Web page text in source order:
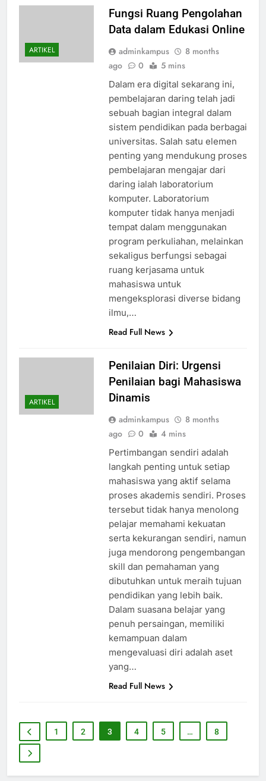
ARTIKEL
Fungsi Ruang Pengolahan
Data dalam Edukasi Online
adminkampus
8 months
ago
0 5 mins
Dalam era digital sekarang ini,
pembelajaran daring telah jadi
sebuah bagian integral dalam
sistem pendidikan pada berbagai
universitas. Salah satu elemen
penting yang mendukung proses
pembelajaran mengajar dari
daring ialah laboratorium
komputer. Laboratorium
komputer tidak hanya menjadi
tempat dalam menggunakan
program perkuliahan, melainkan
sekaligus berfungsi sebagai
ruang kerjasama untuk
mahasiswa untuk
mengeksplorasi diverse bidang
ilmu,…
Read Full News
ARTIKEL
Penilaian Diri: Urgensi
Penilaian bagi Mahasiswa
Dinamis
adminkampus
8 months
ago
0 4 mins
Pertimbangan sendiri adalah
langkah penting untuk setiap
mahasiswa yang aktif selama
proses akademis sendiri. Proses
tersebut tidak hanya menolong
pelajar memahami kekuatan
serta kekurangan sendiri, namun
juga mendorong pengembangan
skill dan pemahaman yang
dibutuhkan untuk meraih tujuan
pendidikan yang lebih baik.
Dalam suasana belajar yang
penuh persaingan, memiliki
kemampuan dalam
mengevaluasi diri adalah aset
yang…
Read Full News
1 2 3 4 5 … 8